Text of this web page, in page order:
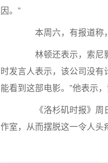
因。”
本周六，有报道称，
林顿还表示，索尼影
时发言人表示，该公司没
能看到这部电影。”他表示
《洛杉矶时报》周日
作室，从而摆脱这一令人头